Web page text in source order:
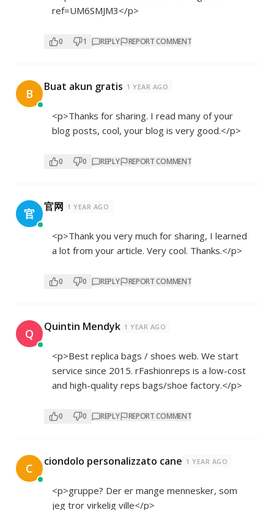
ref=UM6SMJM3</p>
0 1 REPLY REPORT COMMENT
B Buat akun gratis 1 YEAR AGO
<p>Thanks for sharing. I read many of your
blog posts, cool, your blog is very good.</p>
0 0 REPLY REPORT COMMENT
官 官网 1 YEAR AGO
<p>Thank you very much for sharing, I learned
a lot from your article. Very cool. Thanks.</p>
0 0 REPLY REPORT COMMENT
Q Quintin Mendyk 1 YEAR AGO
<p>Best replica bags / shoes web. We start
service since 2015. rFashionreps is a low-cost
and high-quality reps bags/shoe factory.</p>
0 0 REPLY REPORT COMMENT
C ciondolo personalizzato cane 1 YEAR AGO
<p>gruppe? Der er mange mennesker, som
jeg tror virkelig ville</p>